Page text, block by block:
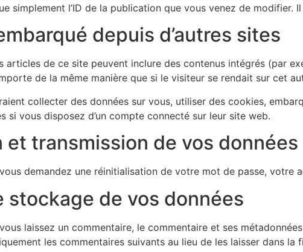
simplement l’ID de la publication que vous venez de modifier.
depuis d’autres sites
articles de ce site peuvent inclure des contenus intégrés (par
de la même manière que si le visiteur se rendait sur cet
collecter des données sur vous, utiliser des cookies,
si vous disposez d’un compte connecté sur leur site web.
et transmission de vos
demandez une réinitialisation de votre mot de passe, votre
stockage de vos données
laissez un commentaire, le commentaire et ses
les commentaires suivants au lieu de les laisser dans la